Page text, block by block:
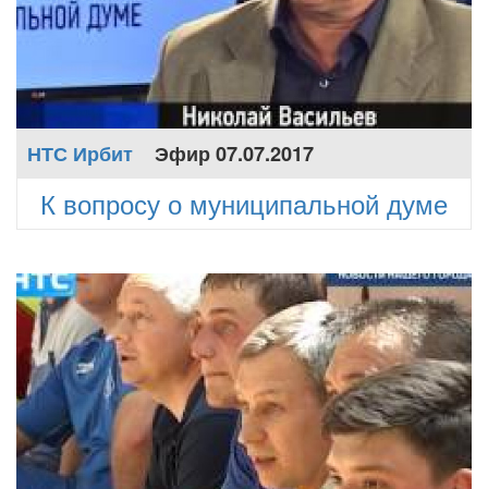
НТС Ирбит Эфир 07.07.2017
К вопросу о муниципальной думе